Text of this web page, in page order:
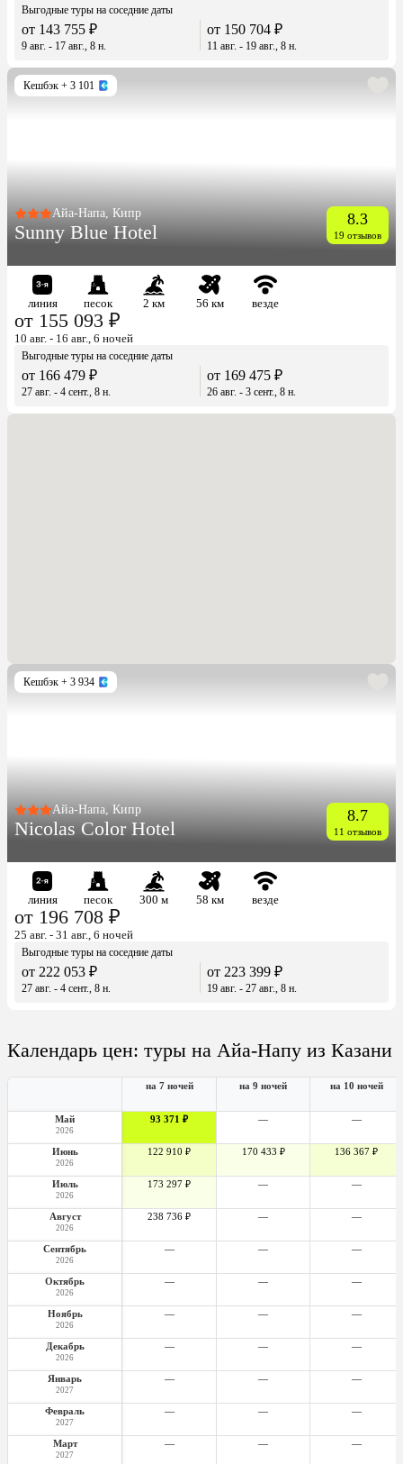
Выгодные туры на соседние даты
от 143 755 ₽
9 авг. - 17 авг., 8 н.
от 150 704 ₽
11 авг. - 19 авг., 8 н.
Кешбэк + 3 101
Айа-Напа, Кипр
Sunny Blue Hotel
8.3
19 отзывов
линия песок 2 км 56 км везде
от 155 093 ₽
10 авг. - 16 авг., 6 ночей
Выгодные туры на соседние даты
от 166 479 ₽
27 авг. - 4 сент., 8 н.
от 169 475 ₽
26 авг. - 3 сент., 8 н.
Кешбэк + 3 934
Айа-Напа, Кипр
Nicolas Color Hotel
8.7
11 отзывов
линия песок 300 м 58 км везде
от 196 708 ₽
25 авг. - 31 авг., 6 ночей
Выгодные туры на соседние даты
от 222 053 ₽
27 авг. - 4 сент., 8 н.
от 223 399 ₽
19 авг. - 27 авг., 8 н.
Календарь цен: туры на Айа-Напу из Казани
на 7 ночей на 9 ночей на 10 ночей
Май
2026
93 371 ₽ — —
Июнь
2026
122 910 ₽ 170 433 ₽ 136 367 ₽
Июль
2026
173 297 ₽ — —
Август
2026
238 736 ₽ — —
Сентябрь
2026
— — —
Октябрь
2026
— — —
Ноябрь
2026
— — —
Декабрь
2026
— — —
Январь
2027
— — —
Февраль
2027
— — —
Март
2027
— — —